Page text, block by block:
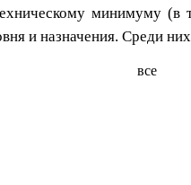
минимуму
и назначения. Среди